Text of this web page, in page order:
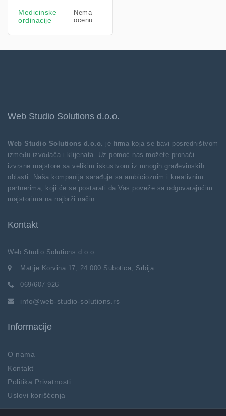
Medicinske
ordinacije
Nema
ocenu
Web Studio Solutions d.o.o.
Web Studio Solutions d.o.o. je firma koja se bavi posredništvom
između izvođača i klijenata. Uz pomoć nas možete pronaći
izvrsne majstore sa velikim iskustvom iz mnogih građevinskih
oblasti. Naša kompanija sarađuje sa ambicioznim i kreativnim
partnerima, koji će se postarati da Vas poveže sa odgovarajućim
majstorima na najbrži način.
Kontakt
Web Studio Solutions d.o.o.
Matije Korvina 17, 24 000 Subotica, Srbija
069/607-926
info@web-studio-solutions.rs
Informacije
O nama
Kontakt
Politika Privatnosti
Uslovi korišćenja